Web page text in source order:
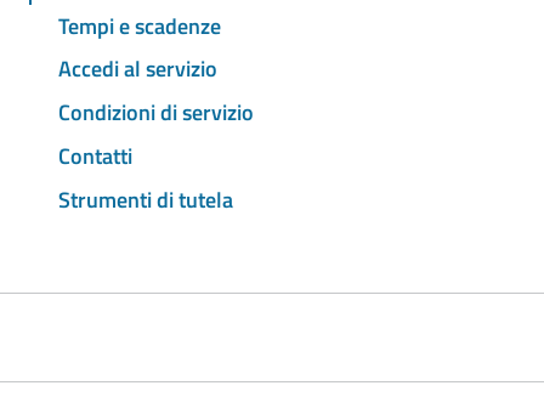
Tempi e scadenze
Accedi al servizio
Condizioni di servizio
Contatti
Strumenti di tutela